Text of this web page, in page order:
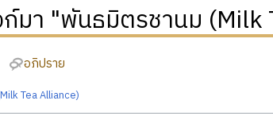
มา "พันธมิตรชานม (Milk
อภิปราย
Tea Alliance)